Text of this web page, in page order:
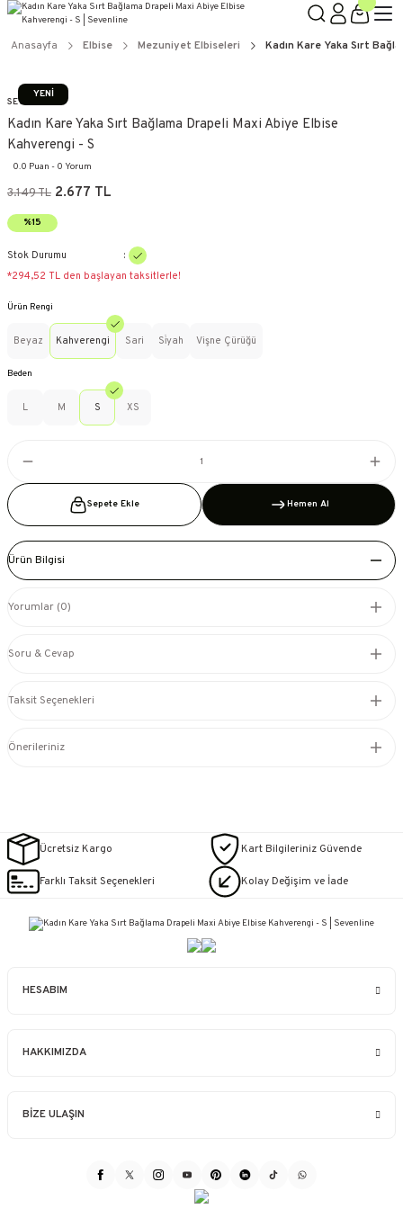
Anasayfa Elbise Mezuniyet Elbiseleri Kadın Kare Yaka Sırt
YENİ
SEVENLINE
Kadın Kare Yaka Sırt Bağlama Drapeli Maxi Abiye Elbise
Kahverengi - S
0.0 Puan - 0 Yorum
3.149 TL 2.677 TL
%15
Stok Durumu
*294,52 TL den başlayan taksitlerle!
Ürün Rengi
Beyaz Kahverengi Sari Si̇yah Vişne Çürüğü
Beden
L M S XS
Sepete Ekle Hemen Al
Ürün Bilgisi
Yorumlar (0)
Soru & Cevap
Taksit Seçenekleri
Önerileriniz
Ücretsiz Kargo Kart Bilgileriniz Güvende
Farklı Taksit Seçenekleri Kolay Değişim ve İade
HESABIM
HAKKIMIZDA
BİZE ULAŞIN